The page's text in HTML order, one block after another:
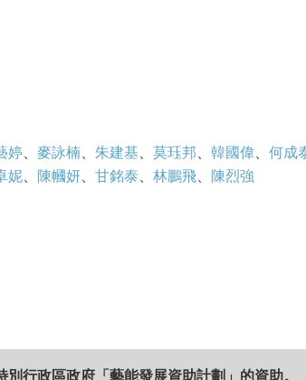
的時候，各種問題卻接踵而來，令到妓院上下
一橫，決定要對抗命運，誓死在火坑之中開創
婷 麥詠楠 朱建基 莫珏邦 韓國偉 何成
妮 陳幗妍 甘銘泰 林鵬飛 陳烈強
行政區政府「藝能發展資助計劃」的資助。